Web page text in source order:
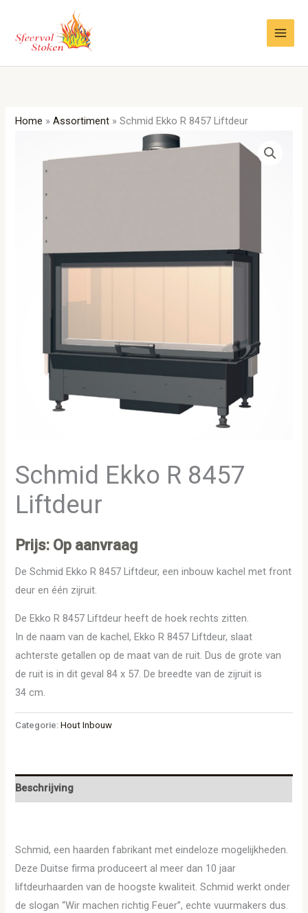
inhoud
Home »Assortiment »Schmid Ekko R 8457 Liftdeur
Schmid Ekko R 8457
Liftdeur
Prijs: Op aanvraag
De Schmid Ekko R 8457 Liftdeur, een inbouw kachel met front
deur en één zijruit.
De Ekko R 8457 Liftdeur heeft de hoek rechts zitten.
In de naam van de kachel, Ekko R 8457 Liftdeur, slaat
achterste getallen op de maat van de ruit. Dus de grote van
de ruit is in dit geval 84 x 57. De breedte van de zijruit is
34 cm.
Categorie:Hout Inbouw
Beschrijving
Schmid, een haarden fabrikant met eindeloze mogelijkheden.
Deze Duitse firma produceert al meer dan 10 jaar
liftdeurhaarden van de hoogste kwaliteit. Schmid werkt onder
de slogan “Wir machen richtig Feuer”, echte vuurmakers dus.